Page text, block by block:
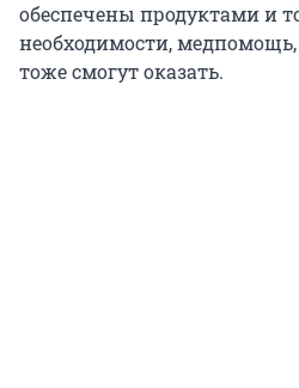
обеспечены продуктами и
необходимости,
тоже смогут оказать.